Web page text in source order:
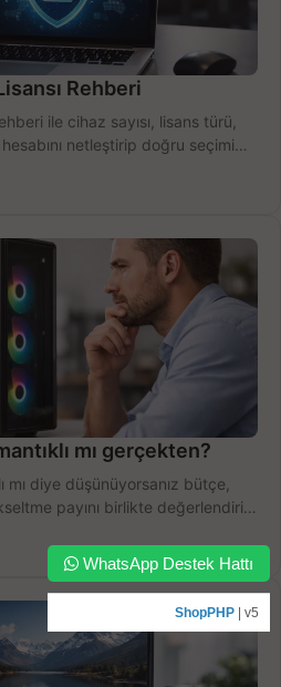
Rehberi
ile cihaz sayısı, lisans türü,
netleştirip doğru seçimi
mı gerçekten?
mı diye düşünüyorsanız bütçe,
payını birlikte değerlendirin,
WhatsApp Destek Hattı
ShopPHP | v5